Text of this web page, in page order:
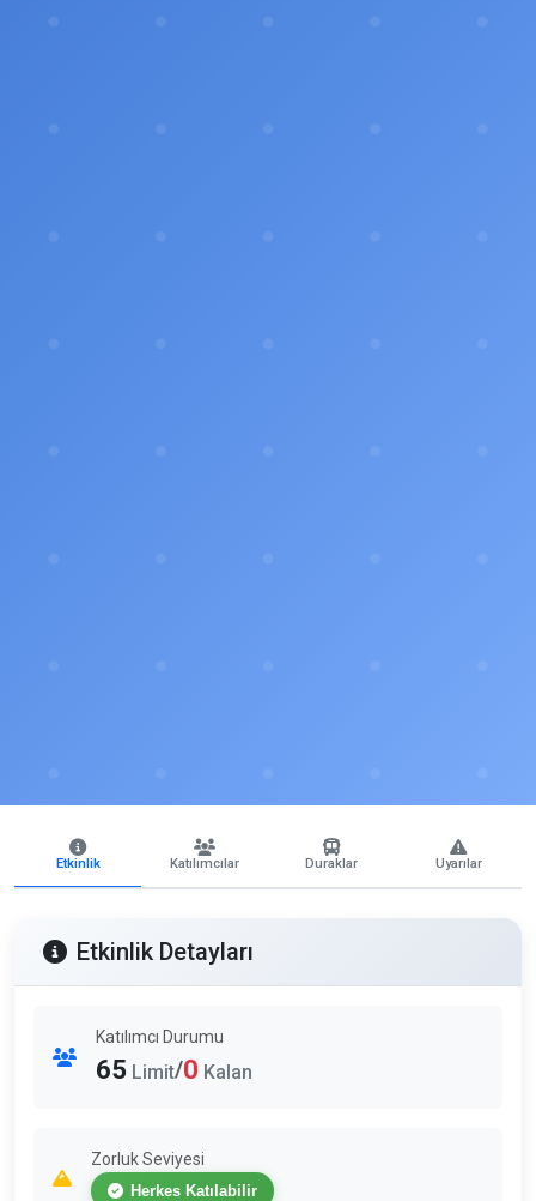
Etkinlik Katılımcılar Duraklar Uyarılar
Etkinlik Detayları
Katılımcı Durumu
65 Limit/0 Kalan
Zorluk Seviyesi
Herkes Katılabilir